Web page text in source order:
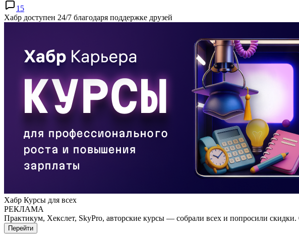
15
Хабр доступен 24/7 благодаря поддержке друзей
Хабр Курсы для всех
РЕКЛАМА
Практикум, Хекслет, SkyPro, авторские курсы — собрали всех и попросили скидки.
Перейти